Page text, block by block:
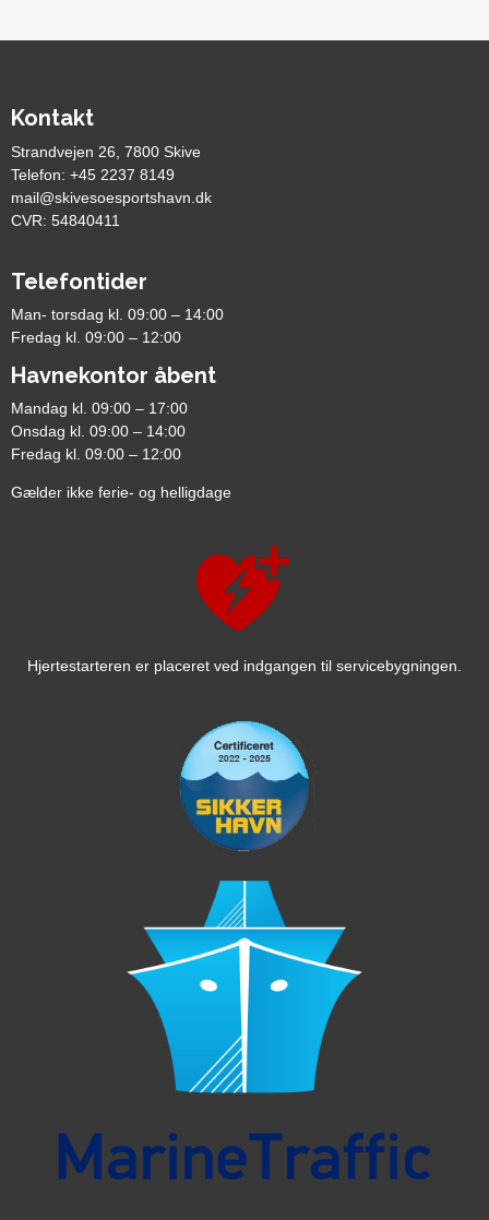
Kontakt
Strandvejen 26, 7800 Skive
Telefon: +45 2237 8149
mail@skivesoesportshavn.dk
CVR: 54840411
Telefontider
Man- torsdag kl. 09:00 – 14:00
Fredag kl. 09:00 – 12:00
Havnekontor åbent
Mandag kl. 09:00 – 17:00
Onsdag kl. 09:00 – 14:00
Fredag kl. 09:00 – 12:00
Gælder ikke ferie- og helligdage
Hjertestarteren er placeret ved indgangen til servicebygningen.